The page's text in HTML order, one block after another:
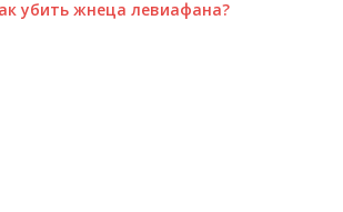
убить жнеца левиафана?